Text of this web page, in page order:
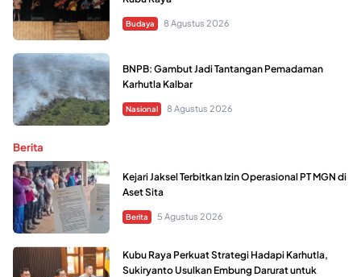
Budaya 8 Agustus 2026
BNPB: Gambut Jadi Tantangan Pemadaman
Karhutla Kalbar
Nasional 8 Agustus 2026
Berita
Kejari Jaksel Terbitkan Izin Operasional PT MGN di
Aset Sita
Berita 5 Agustus 2026
Kubu Raya Perkuat Strategi Hadapi Karhutla,
Sukiryanto Usulkan Embung Darurat untuk